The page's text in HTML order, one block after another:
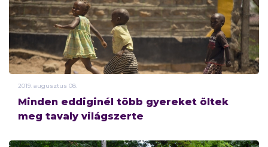
2019. augusztus 08.
Minden eddiginél több gyereket öltek
meg tavaly világszerte